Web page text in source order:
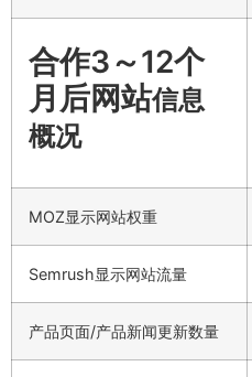
合作3～12个
月后网站信息
概况
MOZ显示网站权重
Semrush显示网站流量
产品页面/产品新闻更新数量